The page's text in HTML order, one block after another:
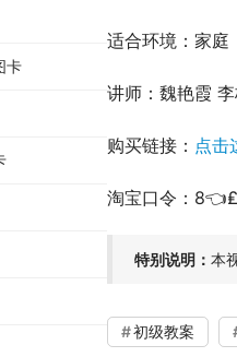
适合环境：家庭
讲师：魏艳霞
购买链接： 点击
淘宝口令：
特别说明： 本
初级教案
卡